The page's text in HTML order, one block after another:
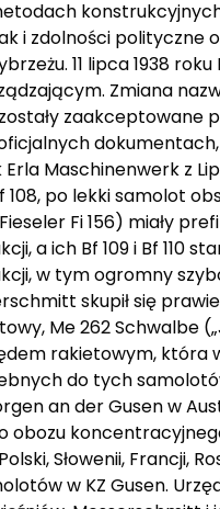
i zdolności polityczne
11 lipca 1938
Zmiana
zaakceptowane
Maschinenwerk z
po lekki samolot
Fi 156) miały
a ich Bf 109 i Bf 110
w tym ogromny
skupił się
Me 262 Schwalbe
rakietowym, która
do tych
an der Gusen w
obozu
Słowenii,
w KZ Gusen.